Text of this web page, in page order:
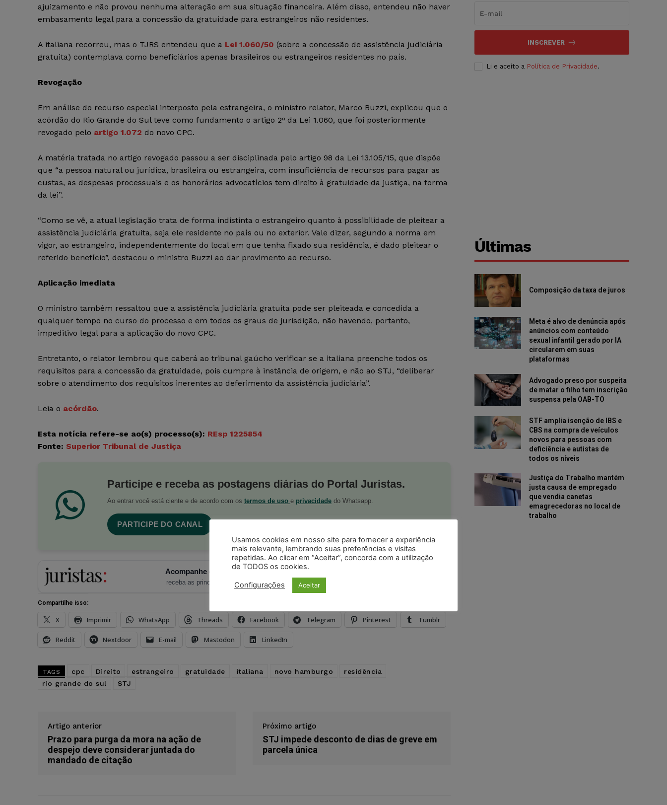
ajuizamento e não provou nenhuma alteração em sua situação financeira. Além disso, entendeu não haver
embasamento legal para a concessão da gratuidade para estrangeiros não residentes.
A italiana recorreu, mas o TJRS entendeu que a Lei 1.060/50 (sobre a concessão de assistência judiciária
gratuita) contemplava como beneficiários apenas brasileiros ou estrangeiros residentes no país.
Revogação
Em análise do recurso especial interposto pela estrangeira, o ministro relator, Marco Buzzi, explicou que o
acórdão do Rio Grande do Sul teve como fundamento o artigo 2º da Lei 1.060, que foi posteriormente
revogado pelo artigo 1.072 do novo CPC.
A matéria tratada no artigo revogado passou a ser disciplinada pelo artigo 98 da Lei 13.105/15, que dispõe
que “a pessoa natural ou jurídica, brasileira ou estrangeira, com insuficiência de recursos para pagar as
custas, as despesas processuais e os honorários advocatícios tem direito à gratuidade da justiça, na forma
da lei”.
“Como se vê, a atual legislação trata de forma indistinta o estrangeiro quanto à possibilidade de pleitear a
assistência judiciária gratuita, seja ele residente no país ou no exterior. Vale dizer, segundo a norma em
vigor, ao estrangeiro, independentemente do local em que tenha fixado sua residência, é dado pleitear o
referido benefício”, destacou o ministro Buzzi ao dar provimento ao recurso.
Aplicação imediata
O ministro também ressaltou que a assistência judiciária gratuita pode ser pleiteada e concedida a
qualquer tempo no curso do processo e em todos os graus de jurisdição, não havendo, portanto,
impeditivo legal para a aplicação do novo CPC.
Entretanto, o relator lembrou que caberá ao tribunal gaúcho verificar se a italiana preenche todos os
requisitos para a concessão da gratuidade, pois cumpre à instância de origem, e não ao STJ, “deliberar
sobre o atendimento dos requisitos inerentes ao deferimento da assistência judiciária”.
Leia o acórdão.
Esta notícia refere-se ao(s) processo(s): REsp 1225854
Fonte: Superior Tribunal de Justiça
Participe e receba as postagens diárias do Portal Juristas.
Ao entrar você está ciente e de acordo com os termos de uso e privacidade do Whatsapp.
PARTICIPE DO CANAL
Acompanhe o Juristas no Google News
receba as principais notícias jurídicas do Brasil
Compartilhe isso:
X Imprimir WhatsApp Threads Facebook Telegram Pinterest Tumblr
Reddit Nextdoor E-mail Mastodon LinkedIn
TAGS cpc Direito estrangeiro gratuidade italiana novo hamburgo
residência
rio grande do sul
STJ
Artigo anterior
Prazo para purga da mora na ação de
despejo deve considerar juntada do
mandado de citação
Próximo artigo
STJ impede desconto de dias de greve em
parcela única
INSCREVER
Li e aceito a Política de Privacidade.
Últimas
Composição da taxa de juros
Meta é alvo de denúncia após
anúncios com conteúdo
sexual infantil gerado por IA
circularem em suas
plataformas
Advogado preso por suspeita
de matar o filho tem inscrição
suspensa pela OAB-TO
STF amplia isenção de IBS e
CBS na compra de veículos
novos para pessoas com
deficiência e autistas de
todos os níveis
Justiça do Trabalho mantém
justa causa de empregado
que vendia canetas
emagrecedoras no local de
trabalho
Usamos cookies em nosso site para fornecer a experiência
mais relevante, lembrando suas preferências e visitas
repetidas. Ao clicar em “Aceitar”, concorda com a utilização
de TODOS os cookies.
Configurações Aceitar